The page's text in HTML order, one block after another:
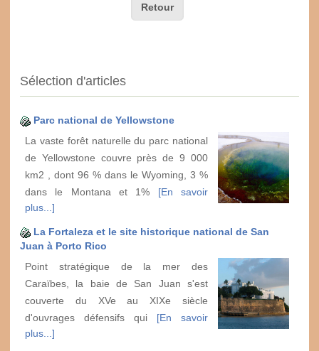
Retour
Sélection d'articles
Parc national de Yellowstone
La vaste forêt naturelle du parc national
de Yellowstone couvre près de 9 000
km2 , dont 96 % dans le Wyoming, 3 %
dans le Montana et 1% [En savoir
plus...]
La Fortaleza et le site historique national de San
Juan à Porto Rico
Point stratégique de la mer des
Caraïbes, la baie de San Juan s'est
couverte du XVe au XIXe siècle
d'ouvrages défensifs qui [En savoir
plus...]